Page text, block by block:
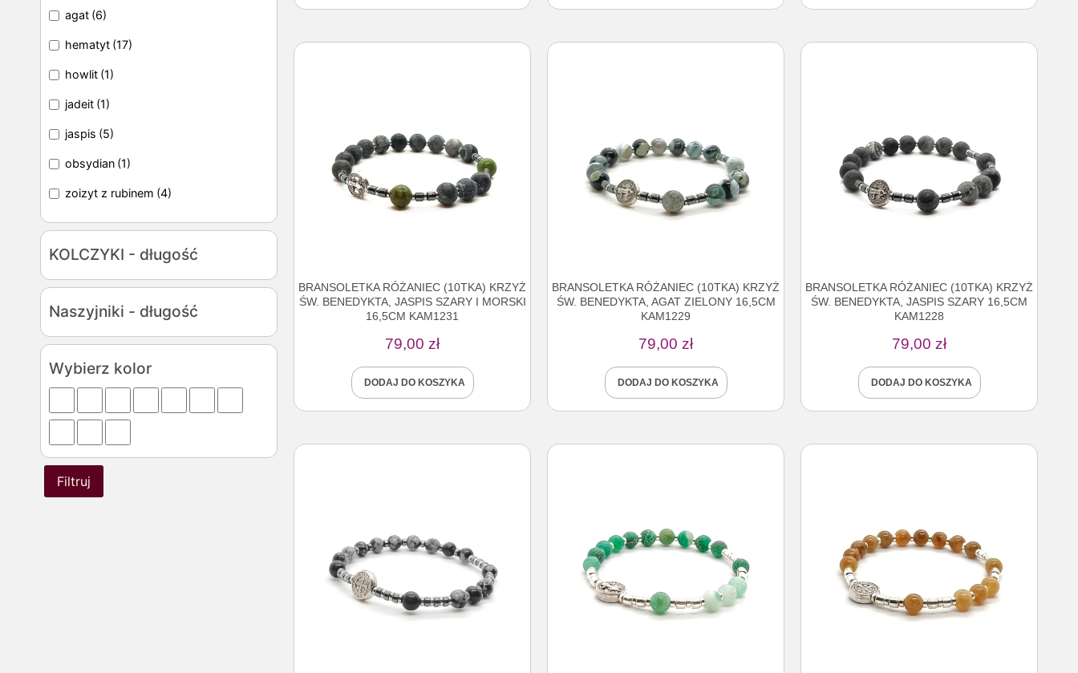
agat (6)
hematyt (17)
howlit (1)
jadeit (1)
jaspis (5)
obsydian (1)
zoizyt z rubinem (4)
KOLCZYKI - długość
Naszyjniki - długość
Wybierz kolor
Filtruj
BRANSOLETKA RÓŻANIEC (10TKA) KRZYŻ
ŚW. BENEDYKTA, JASPIS SZARY I MORSKI
16,5CM KAM1231
79,00 zł
DODAJ DO KOSZYKA
BRANSOLETKA RÓŻANIEC (10TKA) KRZYŻ
ŚW. BENEDYKTA, AGAT ZIELONY 16,5CM
KAM1229
79,00 zł
DODAJ DO KOSZYKA
BRANSOLETKA RÓŻANIEC (10TKA) KRZYŻ
ŚW. BENEDYKTA, JASPIS SZARY 16,5CM
KAM1228
79,00 zł
DODAJ DO KOSZYKA